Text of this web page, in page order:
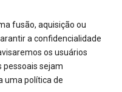
fusão, aquisição ou
a confidencialidade
os usuários
sejam
uma política de